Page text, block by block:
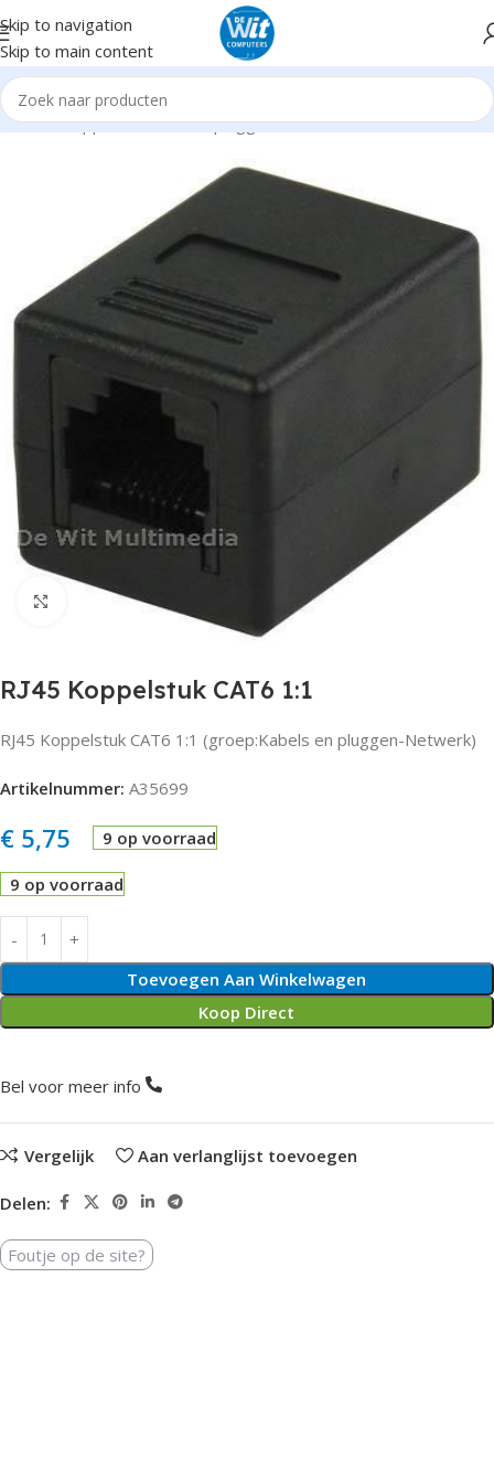
Skip to navigation
Skip to main content
Home Supplies Kabels en pluggen Netwerk
Click to enlarge
RJ45 Koppelstuk CAT6 1:1
RJ45 Koppelstuk CAT6 1:1 (groep:Kabels en pluggen-Netwerk)
Artikelnummer: A35699
€ 5,75 9 op voorraad
9 op voorraad
Toevoegen Aan Winkelwagen
Koop Direct
Bel voor meer info
Vergelijk Aan verlanglijst toevoegen
Delen:
Foutje op de site?